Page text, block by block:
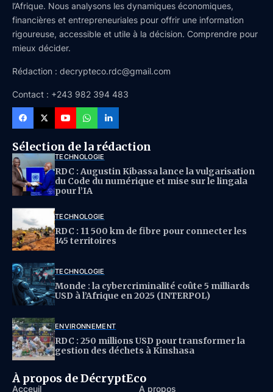
l’Afrique. Nous analysons les dynamiques économiques,
financières et entrepreneuriales pour offrir une information
rigoureuse, accessible et utile à la décision. Comprendre pour
mieux décider.
Rédaction : decrypteco.rdc@gmail.com
Contact : +243 982 394 483
Sélection de la rédaction
TECHNOLOGIE
RDC : Augustin Kibassa lance la vulgarisation
du Code du numérique et mise sur le lingala
pour l’IA
TECHNOLOGIE
RDC : 11 500 km de fibre pour connecter les
145 territoires
TECHNOLOGIE
Monde : la cybercriminalité coûte 5 milliards
USD à l’Afrique en 2025 (INTERPOL)
ENVIRONNEMENT
RDC : 250 millions USD pour transformer la
gestion des déchets à Kinshasa
À propos de DécryptEco
Acceuil À propos